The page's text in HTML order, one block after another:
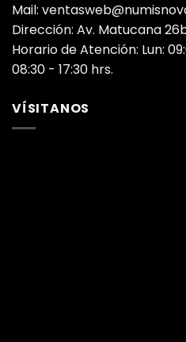
Mail:
Dirección: Av. Matucana
Horario de Atención: Lun:
08:30 - 17:30 hrs.
VÍSITANOS